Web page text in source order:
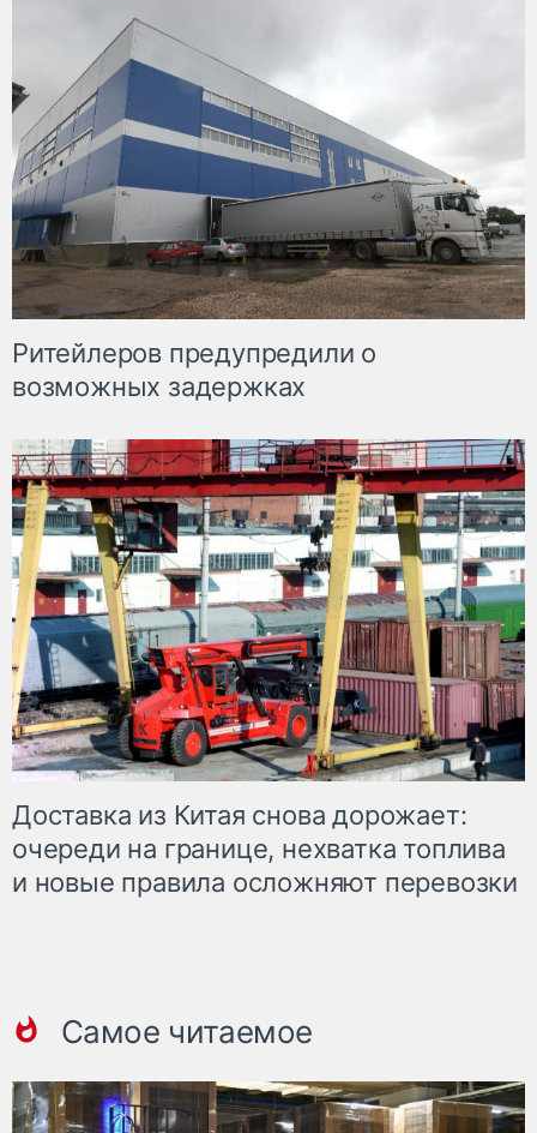
Ритейлеров предупредили о
возможных задержках
Доставка из Китая снова дорожает:
очереди на границе, нехватка топлива
и новые правила осложняют перевозки
Самое читаемое